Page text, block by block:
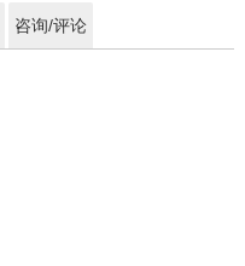
咨询/评论